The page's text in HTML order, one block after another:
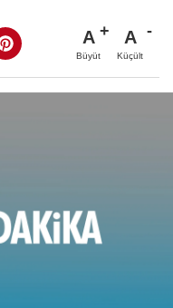
A
Büyüt
A
Küçült